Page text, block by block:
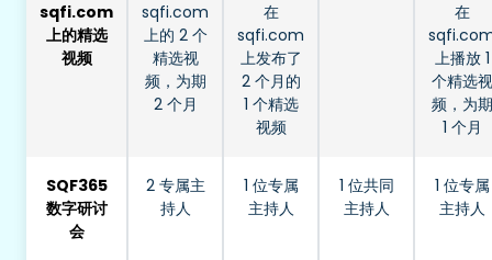
sqfi.com
上的精选
视频
sqfi.com
上的 2 个
精选视
频，为期
2 个月
在
sqfi.com
上发布了
2 个月的
1 个精选
视频
在
上播放 1
个精选视
频，为期
1 个月
SQF365
数字研讨
会
2 专属主
持人
1 位专属
主持人
1 位共同
主持人
1 位专属
主持人